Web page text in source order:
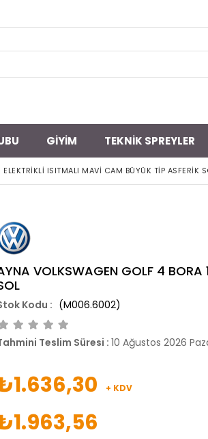
GİYİM TEKNİK SPREYLER
ISITMALI MAVİ CAM BÜYÜK TİP ASFERİK
VOLKSWAGEN GOLF 4 BORA
(M006.6002)
Teslim Süresi : 10 Ağustos 2026
+ KDV